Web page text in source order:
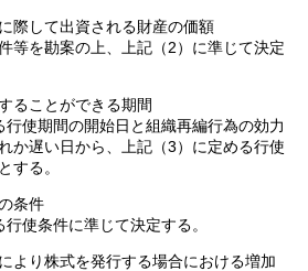
際して出資される財産の価額
等を勘案の上、上記（2）に準じて決定
ることができる期間
行使期間の開始日と組織再編行為の効力
か遅い日から、上記（3）に定める行使
する。
条件
行使条件に準じて決定する。
より株式を発行する場合における増加